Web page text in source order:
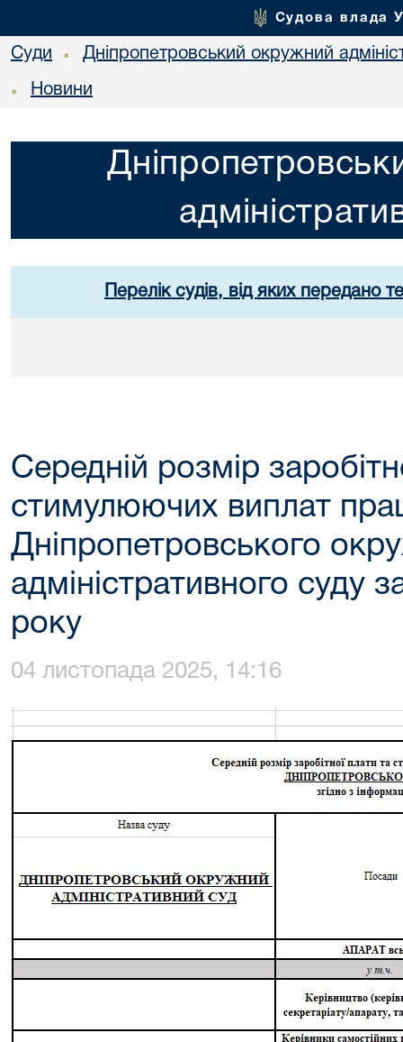
Судова влада
Суди • Дніпропетровський окружний
• Новини
Перелік судів, від яких передано
Середній розмір
стимулюючих виплат
Дніпропетровського
адміністративного
року
04 листопада 2025, 14:16